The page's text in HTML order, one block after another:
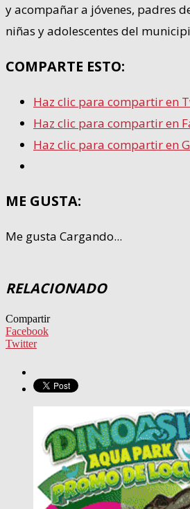
y acompañar a jóvenes, padres
niñas y adolescentes del
COMPARTE ESTO:
Haz clic para compartir en
Haz clic para compartir en
Haz clic para compartir en
ME GUSTA:
Me gusta Cargando...
RELACIONADO
Compartir
Facebook
Twitter